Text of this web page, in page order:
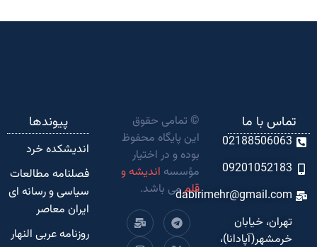
تماس با ما
02188506063
09201052183
dabirimehr@gmail.com
تهران، خیابان
خرمشهر(آپادانا)،
© تمامی حقوق
این پایگاه محفوظ
بوده و در اختیار
مؤسسه اندیشه و
قلممی باشد.
پیوندها
اندیشکده‌ خرد
فصلنامه مطالعات
سیاسی و رسانه ای
ایران معاصر
روزنامه عربی النهار